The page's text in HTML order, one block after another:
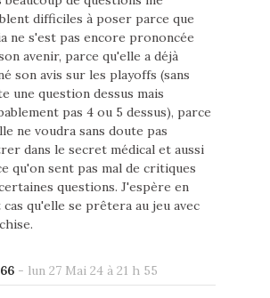
difficiles à poser parce que
ne s'est pas encore prononcée
avenir, parce qu'elle a déjà
son avis sur les playoffs (sans
une question dessus mais
pas 4 ou 5 dessus), parce
ne voudra sans doute pas
dans le secret médical et aussi
qu'on sent pas mal de critiques
questions. J'espère en
qu'elle se prêtera au jeu avec
- lun 27 Mai 24 à 21 h 55